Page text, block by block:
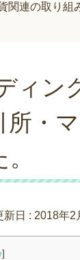
関連の取り組
ィン
所・
新日 : 2018年2
]